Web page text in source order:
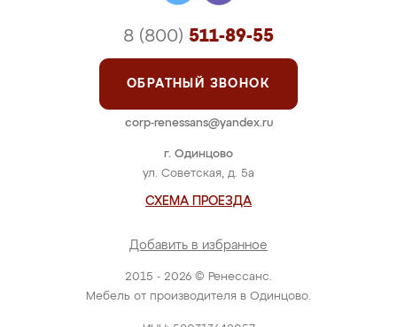
2015 - 2026 © Ренессанс.
Мебель от производителя в Одинцово.
г. Одинцово
ул. Советская, д. 5а
СХЕМА ПРОЕЗДА
Добавить в избранное
8 (800) 511-89-55
ОБРАТНЫЙ ЗВОНОК
corp-renessans@yandex.ru